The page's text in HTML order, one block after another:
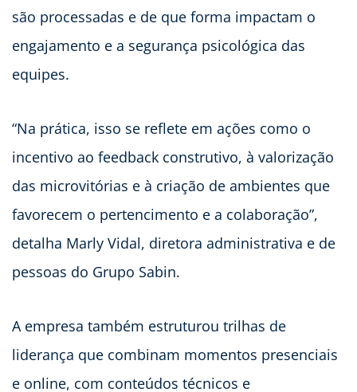
são processadas e de que forma impactam o
engajamento e a segurança psicológica das
equipes.
“Na prática, isso se reflete em ações como o
incentivo ao feedback construtivo, à valorização
das microvitórias e à criação de ambientes que
favorecem o pertencimento e a colaboração”,
detalha Marly Vidal, diretora administrativa e de
pessoas do Grupo Sabin.
A empresa também estruturou trilhas de
liderança que combinam momentos presenciais
e online, com conteúdos técnicos e